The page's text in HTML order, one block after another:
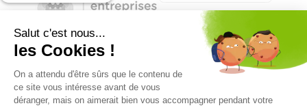
Qualité des campagnes en
marketing digital :
4.7/5 étoiles sur107 clients
Référenceur France
Référenceur Belgique